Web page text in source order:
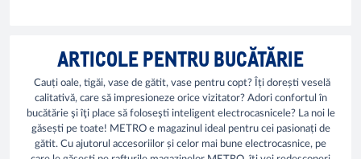
ARTICOLE PENTRU BUCĂTĂRIE
Cauți oale, tigăi, vase de gătit, vase pentru copt? Îți dorești veselă
calitativă, care să impresioneze orice vizitator? Adori confortul în
bucătărie şi îţi place să foloseşti inteligent electrocasnicele? La noi le
găsești pe toate! METRO e magazinul ideal pentru cei pasionați de
gătit. Cu ajutorul accesoriilor și celor mai bune electrocasnice, pe